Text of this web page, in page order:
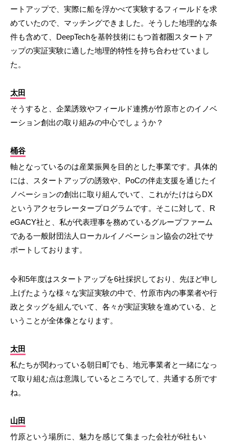
ートアップで、実際に船を浮かべて実験するフィールドを求
めていたので、マッチングできました。そうした地理的な条
件も含めて、DeepTechを基幹技術にもつ首都圏スタートア
ップの実証実験に適した地理的特性を持ち合わせていまし
た。
太田
そうすると、企業誘致やフィールド連携が竹原市とのイノベ
ーション創出の取り組みの中心でしょうか？
桶谷
軸となっているのは産業振興を目的とした事業です。具体的
には、スタートアップの誘致や、PoCの伴走支援を通じたイ
ノベーションの創出に取り組んでいて、これがたけはらDX
というアクセラレータープログラムです。そこに対して、R
eGACY社と、私が代表理事を務めているグループファーム
である一般財団法人ローカルイノベーション協会の2社でサ
ポートしております。
令和5年度はスタートアップを6社採択しており、先ほど申し
上げたような様々な実証実験の中で、竹原市内の事業者や行
政とタッグを組んでいて、各々が実証実験を進めている、と
いうことが全体像となります。
太田
私たちが関わっている朝日町でも、地元事業者と一緒になっ
て取り組む点は意識しているところでして、共通する所です
ね。
山田
竹原という場所に、魅力を感じて集まった会社が6社もい